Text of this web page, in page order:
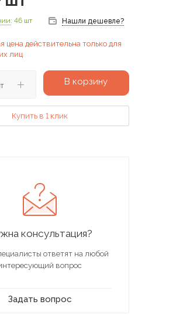
: 46 шт Нашли дешевле?
цена действительна только для
лиц
В корзину
Купить в 1 клик
консультация?
ответят на любой
вопрос
Задать вопрос